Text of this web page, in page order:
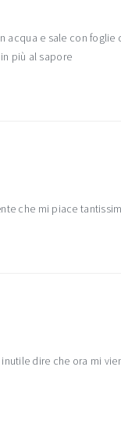
acqua e sale con
più al sapore
che mi piace
dire che ora mi